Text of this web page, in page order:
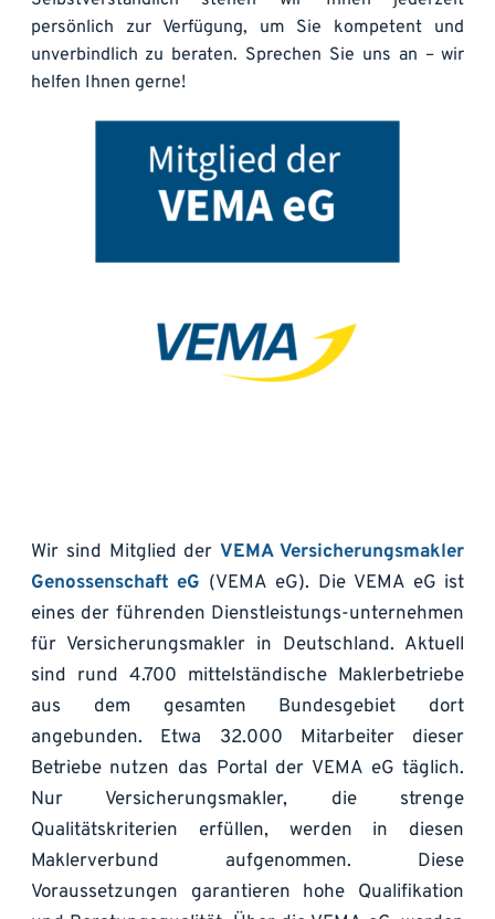
persönlich zur Verfügung, um Sie kompetent und
unverbindlich zu beraten. Sprechen Sie uns an – wir
helfen Ihnen gerne!
Wir sind Mitglied der VEMA Versicherungsmakler
Genossenschaft eG (VEMA eG). Die VEMA eG ist
eines der führenden Dienstleistungs-unternehmen
für Versicherungsmakler in Deutschland. Aktuell
sind rund 4.700 mittelständische Maklerbetriebe
aus dem gesamten Bundesgebiet dort
angebunden. Etwa 32.000 Mitarbeiter dieser
Betriebe nutzen das Portal der VEMA eG täglich.
Nur Versicherungsmakler, die strenge
Qualitätskriterien erfüllen, werden in diesen
Maklerverbund aufgenommen. Diese
Voraussetzungen garantieren hohe Qualifikation